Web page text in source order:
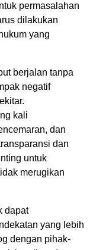
permasalahan
dilakukan
yang
berjalan tanpa
negatif
kali
dan
dan
untuk
merugikan
dapat
yang lebih
dengan pihak-